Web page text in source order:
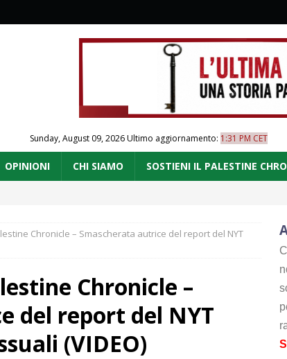
Sunday, August 09, 2026Ultimo aggiornamento: 1:31 PM CET
OPINIONI CHI SIAMO SOSTIENI IL PALESTINE
Chronicle – Smascherata autrice del report del NYT
Chronicle –
del report del NYT
(VIDEO)